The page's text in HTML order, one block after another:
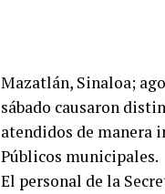
Mazatlán, Sinaloa;
sábado causaron
atendidos de manera
Públicos municipales.
El personal de la